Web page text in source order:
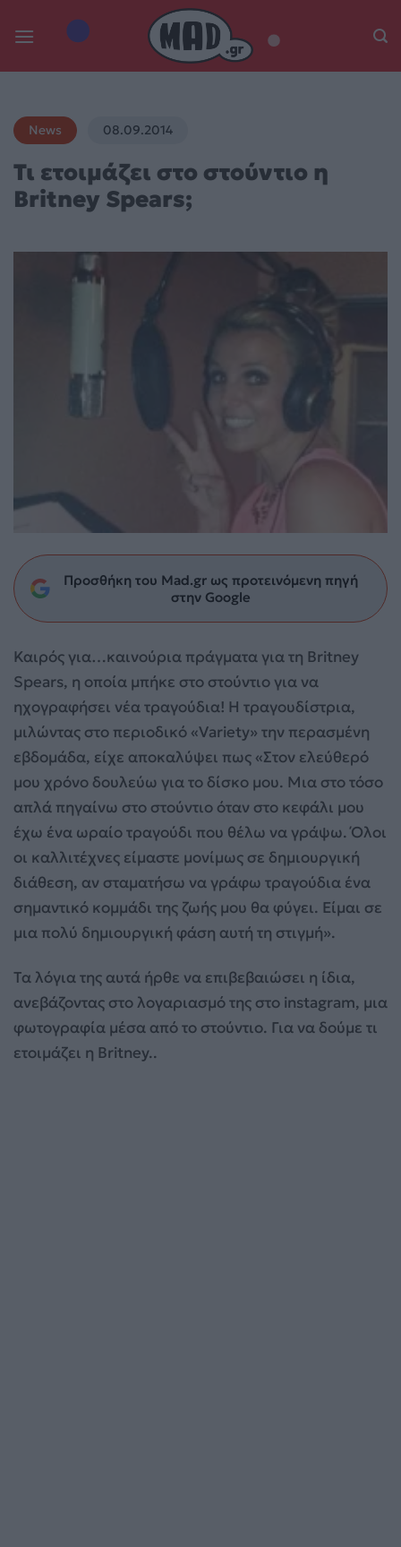
News 08.09.2014
Τι ετοιμάζει στο στούντιο η
Britney Spears;
Προσθήκη του Mad.gr ως προτεινόμενη πηγή
στην Google
Καιρός για…καινούρια πράγματα για τη Britney
Spears, η οποία μπήκε στο στούντιο για να
ηχογραφήσει νέα τραγούδια! Η τραγουδίστρια,
μιλώντας στο περιοδικό «Variety» την περασμένη
εβδομάδα, είχε αποκαλύψει πως «Στον ελεύθερό
μου χρόνο δουλεύω για το δίσκο μου. Μια στο τόσο
απλά πηγαίνω στο στούντιο όταν στο κεφάλι μου
έχω ένα ωραίο τραγούδι που θέλω να γράψω. Όλοι
οι καλλιτέχνες είμαστε μονίμως σε δημιουργική
διάθεση, αν σταματήσω να γράφω τραγούδια ένα
σημαντικό κομμάδι της ζωής μου θα φύγει. Είμαι σε
μια πολύ δημιουργική φάση αυτή τη στιγμή».
Τα λόγια της αυτά ήρθε να επιβεβαιώσει η ίδια,
ανεβάζοντας στο λογαριασμό της στο instagram, μια
φωτογραφία μέσα από το στούντιο. Για να δούμε τι
ετοιμάζει η Britney..